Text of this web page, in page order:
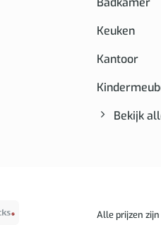
Keuken
Kantoor
Bekijk
Alle prijzen